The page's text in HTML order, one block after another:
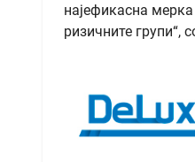
најефикасна
ризичните